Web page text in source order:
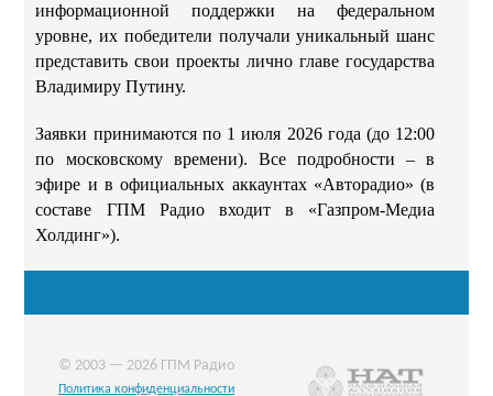
информационной поддержки на федеральном
уровне, их победители получали уникальный шанс
представить свои проекты лично главе государства
Владимиру Путину.
Заявки принимаются по 1 июля 2026 года (до 12:00
по московскому времени). Все подробности – в
эфире и в официальных аккаунтах «Авторадио» (в
составе ГПМ Радио входит в «Газпром-Медиа
Холдинг»).
© 2003 — 2026 ГПМ Радио
Политика конфиденциальности